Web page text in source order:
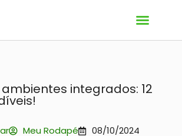
integrados: 12
Meu Rodapé 08/10/2024